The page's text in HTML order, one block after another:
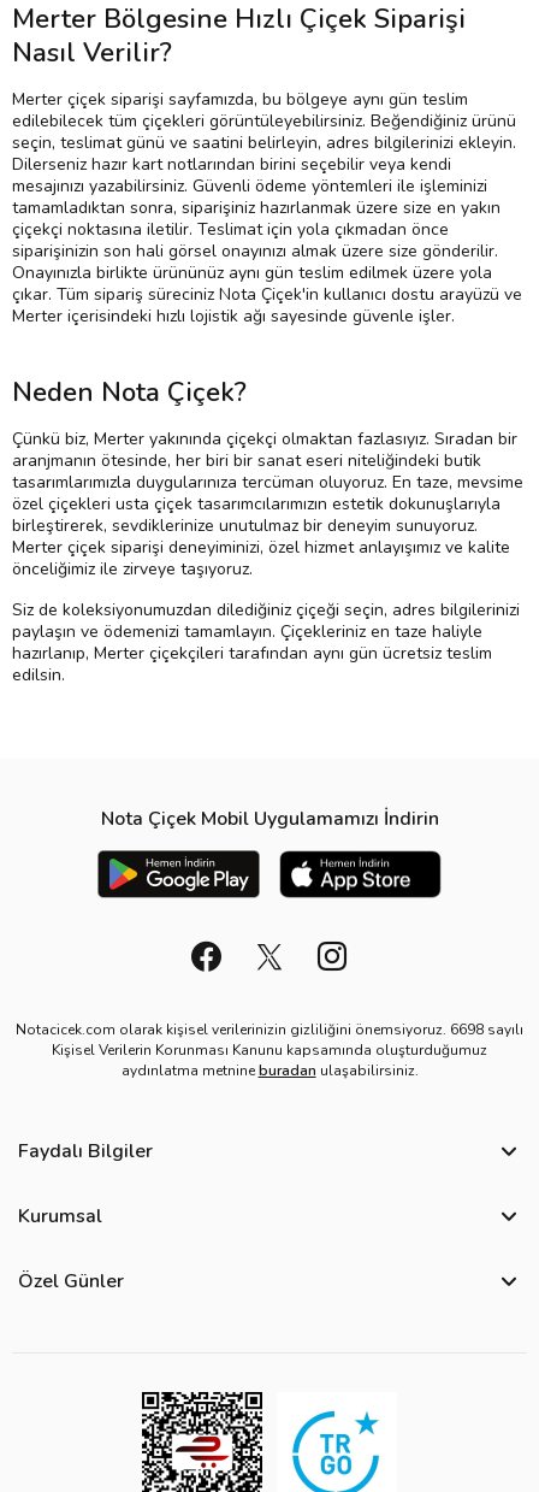
Merter Bölgesine Hızlı Çiçek Siparişi
Nasıl Verilir?
Merter çiçek siparişi sayfamızda, bu bölgeye aynı gün teslim
edilebilecek tüm çiçekleri görüntüleyebilirsiniz. Beğendiğiniz ürünü
seçin, teslimat günü ve saatini belirleyin, adres bilgilerinizi ekleyin.
Dilerseniz hazır kart notlarından birini seçebilir veya kendi
mesajınızı yazabilirsiniz. Güvenli ödeme yöntemleri ile işleminizi
tamamladıktan sonra, siparişiniz hazırlanmak üzere size en yakın
çiçekçi noktasına iletilir. Teslimat için yola çıkmadan önce
siparişinizin son hali görsel onayınızı almak üzere size gönderilir.
Onayınızla birlikte ürününüz aynı gün teslim edilmek üzere yola
çıkar. Tüm sipariş süreciniz Nota Çiçek'in kullanıcı dostu arayüzü ve
Merter içerisindeki hızlı lojistik ağı sayesinde güvenle işler.
Neden Nota Çiçek?
Çünkü biz, Merter yakınında çiçekçi olmaktan fazlasıyız. Sıradan bir
aranjmanın ötesinde, her biri bir sanat eseri niteliğindeki butik
tasarımlarımızla duygularınıza tercüman oluyoruz. En taze, mevsime
özel çiçekleri usta çiçek tasarımcılarımızın estetik dokunuşlarıyla
birleştirerek, sevdiklerinize unutulmaz bir deneyim sunuyoruz.
Merter çiçek siparişi deneyiminizi, özel hizmet anlayışımız ve kalite
önceliğimiz ile zirveye taşıyoruz.
Siz de koleksiyonumuzdan dilediğiniz çiçeği seçin, adres bilgilerinizi
paylaşın ve ödemenizi tamamlayın. Çiçekleriniz en taze haliyle
hazırlanıp, Merter çiçekçileri tarafından aynı gün ücretsiz teslim
edilsin.
Nota Çiçek Mobil Uygulamamızı İndirin
Notacicek.com olarak kişisel verilerinizin gizliliğini önemsiyoruz. 6698 sayılı
Kişisel Verilerin Korunması Kanunu kapsamında oluşturduğumuz
aydınlatma metnineburadan ulaşabilirsiniz.
Faydalı Bilgiler
Site Haritası
Görsel Kontrol Süreci
Ürün Sıralama Kriterleri
Kurumsal
Üyelik Sözleşmesi
Mesafeli Satış Sözleşmesi
Özel Günler
Kadınlar Günü Çiçekleri
Sevgililer Günü Çiçekleri